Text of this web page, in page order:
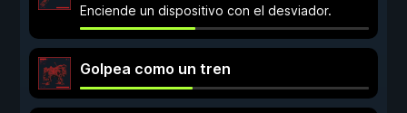
Enciende un dispositivo con el desviador.
Golpea como un tren